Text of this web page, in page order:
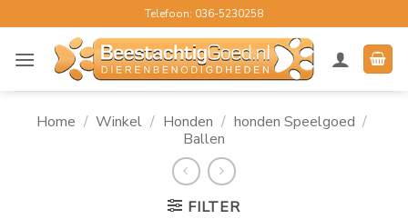
naar
inhoud
Telefoon: 036-5230258
Home / Winkel / Honden / honden Speelgoed /
Ballen
FILTER